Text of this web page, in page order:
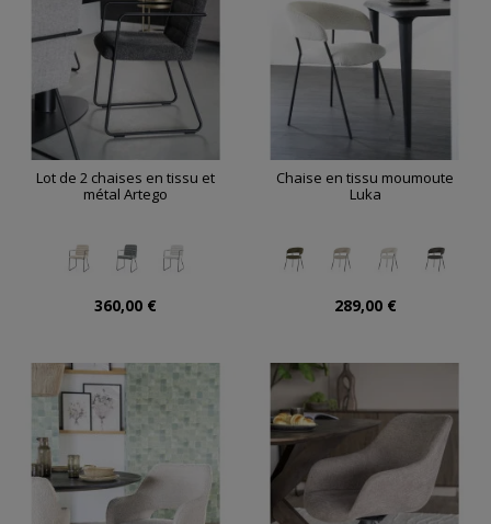
Lot de 2 chaises en tissu et
métal Artego
360,00 €
Chaise en tissu moumoute
Luka
289,00 €